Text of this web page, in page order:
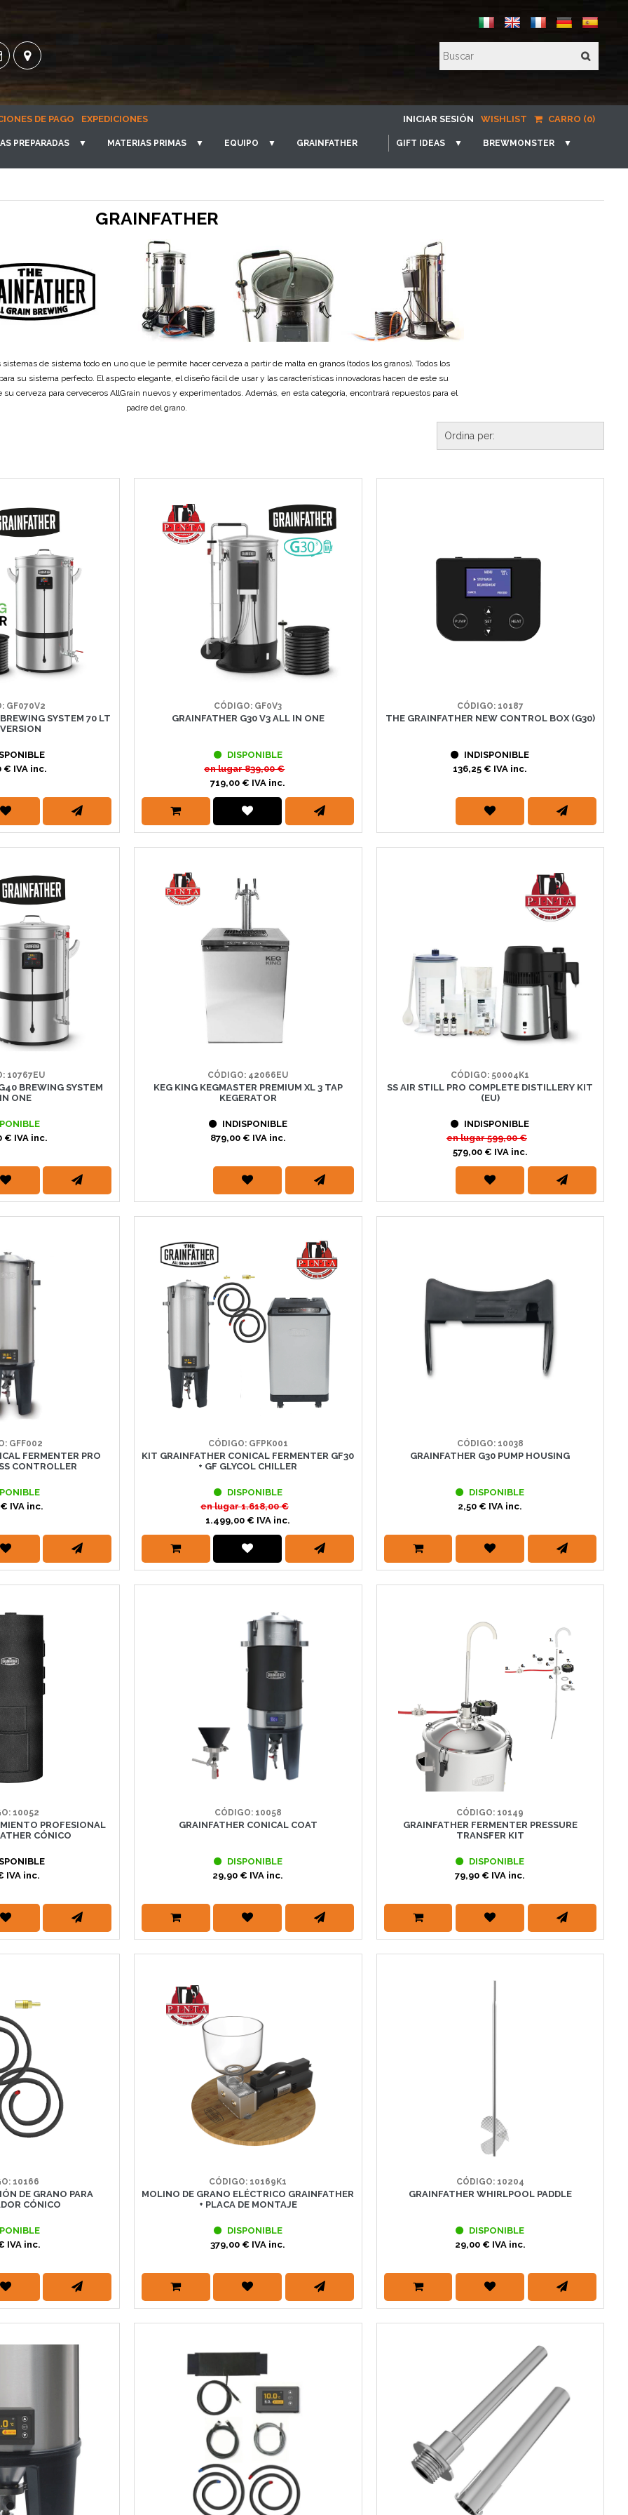
DE PAGO EXPEDICIONES INICIAR SESIÓN WISHLIST CARRO (0)
PREPARADAS ▼ MATERIAS PRIMAS ▼ EQUIPO ▼ GRAINFATHER GIFT IDEAS ▼ BREWMONSTER ▼
GRAINFATHER
de sistema todo en uno que le permite hacer cerveza a partir de malta en granos (todos los granos). Todos los
su sistema perfecto. El aspecto elegante, el diseño fácil de usar y las características innovadoras hacen de este su
su cerveza para cerveceros AllGrain nuevos y experimentados. Además, en esta categoría, encontrará repuestos para el
padre del grano.
GF070V2
SYSTEM 70 LT
€ IVA inc.
CÓDIGO: GF0V3
GRAINFATHER G30 V3 ALL IN ONE
DISPONIBLE
en lugar839,00 €
719,00 € IVA inc.
CÓDIGO: 10187
THE GRAINFATHER NEW CONTROL BOX (G30)
INDISPONIBLE
136,25 € IVA inc.
10767EU
BREWING SYSTEM
ONE
€ IVA inc.
CÓDIGO: 42066EU
KEG KING KEGMASTER PREMIUM XL 3 TAP
KEGERATOR
INDISPONIBLE
879,00 € IVA inc.
CÓDIGO: 50004K1
SS AIR STILL PRO COMPLETE DISTILLERY KIT
(EU)
INDISPONIBLE
en lugar599,00 €
579,00 € IVA inc.
GFF002
FERMENTER PRO
CONTROLLER
IVA inc.
CÓDIGO: GFPK001
KIT GRAINFATHER CONICAL FERMENTER GF30
+ GF GLYCOL CHILLER
DISPONIBLE
en lugar1.618,00 €
1.499,00 € IVA inc.
CÓDIGO: 10038
GRAINFATHER G30 PUMP HOUSING
DISPONIBLE
2,50 € IVA inc.
10052
PROFESIONAL
CÓNICO
IVA inc.
CÓDIGO: 10058
GRAINFATHER CONICAL COAT
DISPONIBLE
29,90 € IVA inc.
CÓDIGO: 10149
GRAINFATHER FERMENTER PRESSURE
TRANSFER KIT
DISPONIBLE
79,90 € IVA inc.
10166
DE GRANO PARA
CÓNICO
IVA inc.
CÓDIGO: 10169K1
MOLINO DE GRANO ELÉCTRICO GRAINFATHER
+ PLACA DE MONTAJE
DISPONIBLE
379,00 € IVA inc.
CÓDIGO: 10204
GRAINFATHER WHIRLPOOL PADDLE
DISPONIBLE
29,00 € IVA inc.